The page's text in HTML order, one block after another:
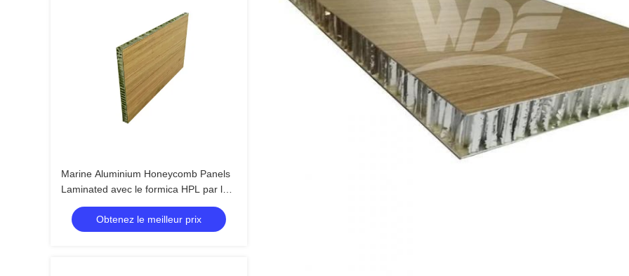
Marine Aluminium Honeycomb Panels
Laminated avec le formica HPL par le
film de fonte chaud de PUR
Obtenez le meilleur prix